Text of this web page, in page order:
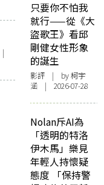
|
只要你不怕我
就行——從《大
盜歌王》看邱
剛健女性形象
的誕生
影評 | by 柯宇
涵 | 2026-07-28
Nolan斥AI為
「透明的特洛
伊木馬」樂見
年輕人持懷疑
態度 「保持警